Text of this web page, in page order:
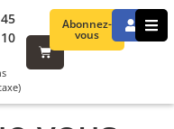
Abonnez-
vous